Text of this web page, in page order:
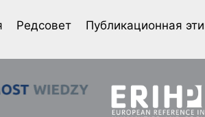
Редсовет Публикационная